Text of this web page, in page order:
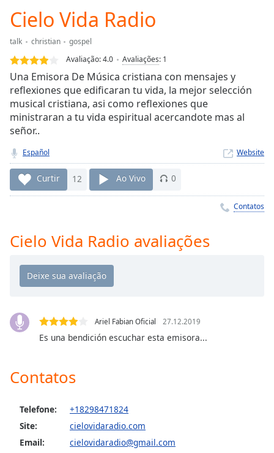
Current
Time 0:00
Loaded:
0.00%
Stream
TypeLIVE
Seek to
live,
currently
behind
live LIVE
Remaining
Time-
Playback
Rate
Chapters
Descriptions
descriptions
subtitles
settings
opens
Cielo Vida Radio
talk christian
gospel
Avaliação:4.0 Avaliações: 1
Una Emisora De Música cristiana con mensajes y
reflexiones que edificaran tu vida, la mejor selección
musical cristiana, asi como reflexiones que
ministraran a tu vida espiritual acercandote mas al
señor..
Español Website
Curtir 12 Ao Vivo 0
Contatos
Cielo Vida Radio avaliações
Ariel Fabian Oficial 27.12.2019
Es una bendición escuchar esta emisora...
Contatos
Telefone:
+18298471824
Site:
cielovidaradio.com
Email:
cielovidaradio@gmail.com